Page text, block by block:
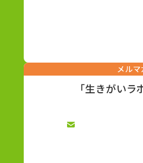
メルマ
「生きがい